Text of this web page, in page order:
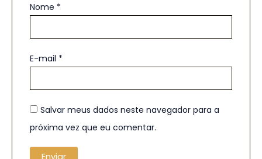
Nome *
E-mail *
Salvar meus dados neste navegador para a
próxima vez que eu comentar.